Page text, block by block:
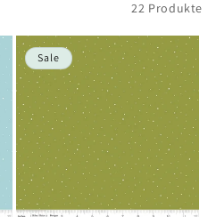
22 Produkte
Sale